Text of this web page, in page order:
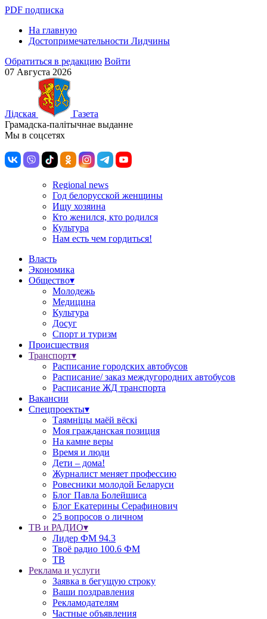
PDF подписка
На главную
Достопримечательности Лидчины
Обратиться в редакцию Войти
07 Августа 2026
Лiдская
Газета
Грамадска-палiтычнае выданне
Мы в соцсетях
Regional news
Год белорусской женщины
Ищу хозяина
Кто женился, кто родился
Культура
Нам есть чем гордиться!
Власть
Экономика
Общество▾
Молодежь
Медицина
Культура
Досуг
Спорт и туризм
Происшествия
Транспорт▾
Расписание городских автобусов
Расписание/ заказ междугородних автобусов
Расписание ЖД транспорта
Вакансии
Спецпроекты▾
Таямніцы маёй вёскі
Моя гражданская позиция
На камне веры
Время и люди
Дети – дома!
Журналист меняет профессию
Ровесники молодой Беларуси
Блог Павла Болейшиса
Блог Екатерины Серафинович
25 вопросов о личном
ТВ и РАДИО▾
Лидер ФМ 94.3
Твоё радио 100.6 ФМ
ТВ
Реклама и услуги
Заявка в бегущую строку
Ваши поздравления
Рекламодателям
Частные объявления